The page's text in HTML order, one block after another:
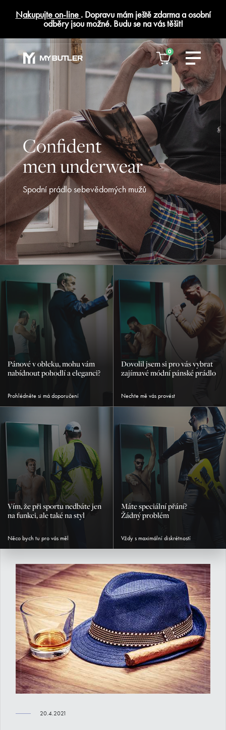
Nakupujte on-line . Dopravu mám ještě zdarma a osobní
odběry jsou možné. Budu se na vás těšit!
0
Confident
men underwear
Spodní prádlo sebevědomých mužů
Pánové v obleku, mohu vám
nabídnout pohodlí a eleganci?
Prohlédněte si má doporučení
Dovolil jsem si pro vás vybrat
zajímavé módní pánské prádlo
Nechte mě vás provést
Vím, že při sportu nedbáte jen
na funkci, ale také na styl
Něco bych tu pro vás měl
Máte speciální přání?
Žádný problém
Vždy s maximální diskrétností
20.4.2021